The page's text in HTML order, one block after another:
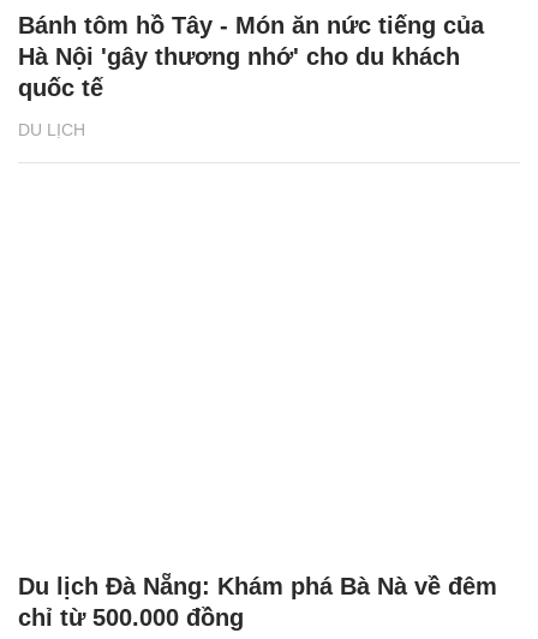
DU LỊCH
Bánh tôm hồ Tây - Món ăn nức tiếng của
Hà Nội 'gây thương nhớ' cho du khách
quốc tế
Du lịch Đà Nẵng: Khám phá Bà Nà về đêm
chỉ từ 500.000 đồng